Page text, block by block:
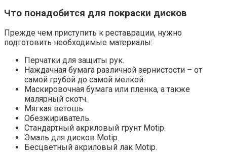
Что понадобится для покраски дисков
Прежде чем приступить к реставрации, нужно
подготовить необходимые материалы:
Перчатки для защиты рук.
Наждачная бумага различной зернистости – от
самой грубой до самой мелкой.
Маскировочная бумага или пленка, а также
малярный скотч.
Мягкая ветошь.
Обезжириватель.
Стандартный акриловый грунт Motip.
Эмаль для дисков Motip.
Бесцветный акриловый лак Motip.